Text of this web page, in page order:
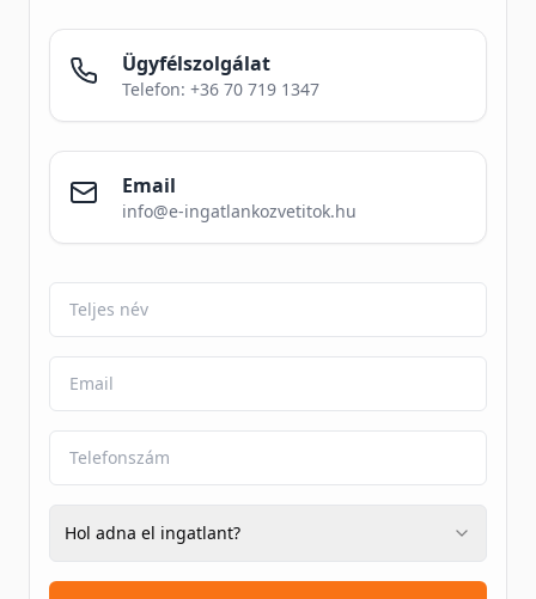
Ügyfélszolgálat
Telefon: +36 70 719 1347
Email
info@e-ingatlankozvetitok.hu
Hol adna el ingatlant?